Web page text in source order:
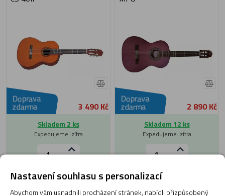
Doprava
zdarma 3 490 Kč
Skladem 2 ks
Expedujeme: zítra
Do košíku
Doprava
zdarma 2 890 Kč
Skladem 12 ks
Expedujeme: zítra
Do košíku
Nastavení souhlasu s personalizací
Abychom vám usnadnili procházení stránek, nabídli přizpůsobený